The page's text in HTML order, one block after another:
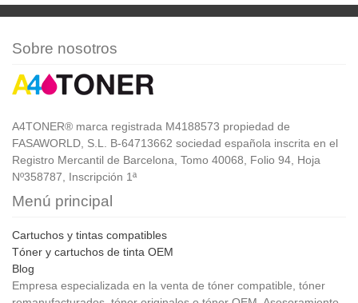
Sobre nosotros
A4TONER® marca registrada M4188573 propiedad de
FASAWORLD, S.L. B-64713662 sociedad española inscrita en el
Registro Mercantil de Barcelona, Tomo 40068, Folio 94, Hoja
Nº358787, Inscripción 1ª
Menú principal
Cartuchos y tintas compatibles
Tóner y cartuchos de tinta OEM
Blog
Empresa especializada en la venta de tóner compatible, tóner